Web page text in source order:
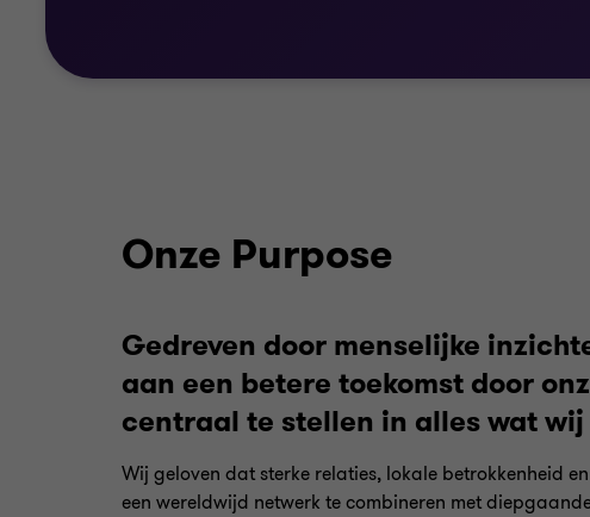
Onze Purpose
Gedreven door menselijke
aan een betere toekomst door
centraal te stellen in alles wat wij
Wij geloven dat sterke relaties, lokale betrokkenheid
een wereldwijd netwerk te combineren met